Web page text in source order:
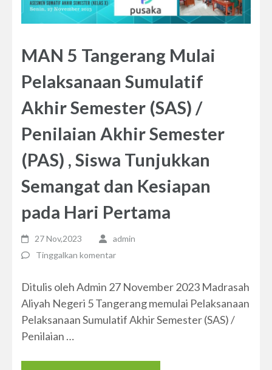
MAN 5 Tangerang Mulai
Pelaksanaan Sumulatif
Akhir Semester (SAS) /
Penilaian Akhir Semester
(PAS) , Siswa Tunjukkan
Semangat dan Kesiapan
pada Hari Pertama
27 Nov,2023
admin
Tinggalkan komentar
Ditulis oleh Admin 27 November 2023 Madrasah
Aliyah Negeri 5 Tangerang memulai Pelaksanaan
Pelaksanaan Sumulatif Akhir Semester (SAS) /
Penilaian …